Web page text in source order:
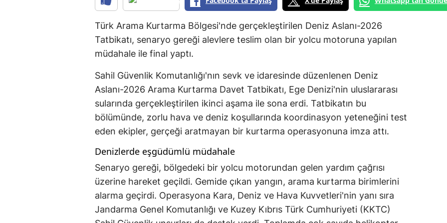
Türk Arama Kurtarma Bölgesi'nde gerçekleştirilen Deniz Aslanı-2026
Tatbikatı, senaryo gereği alevlere teslim olan bir yolcu motoruna yapılan
müdahale ile final yaptı.
Sahil Güvenlik Komutanlığı'nın sevk ve idaresinde düzenlenen Deniz
Aslanı-2026 Arama Kurtarma Davet Tatbikatı, Ege Denizi'nin uluslararası
sularında gerçekleştirilen ikinci aşama ile sona erdi. Tatbikatın bu
bölümünde, zorlu hava ve deniz koşullarında koordinasyon yeteneğini test
eden ekipler, gerçeği aratmayan bir kurtarma operasyonuna imza attı.
Denizlerde eşgüdümlü müdahale
Senaryo gereği, bölgedeki bir yolcu motorundan gelen yardım çağrısı
üzerine hareket geçildi. Gemide çıkan yangın, arama kurtarma birimlerini
alarma geçirdi. Operasyona Kara, Deniz ve Hava Kuvvetleri'nin yanı sıra
Jandarma Genel Komutanlığı ve Kuzey Kıbrıs Türk Cumhuriyeti (KKTC)